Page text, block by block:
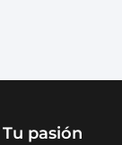
Tu pasión